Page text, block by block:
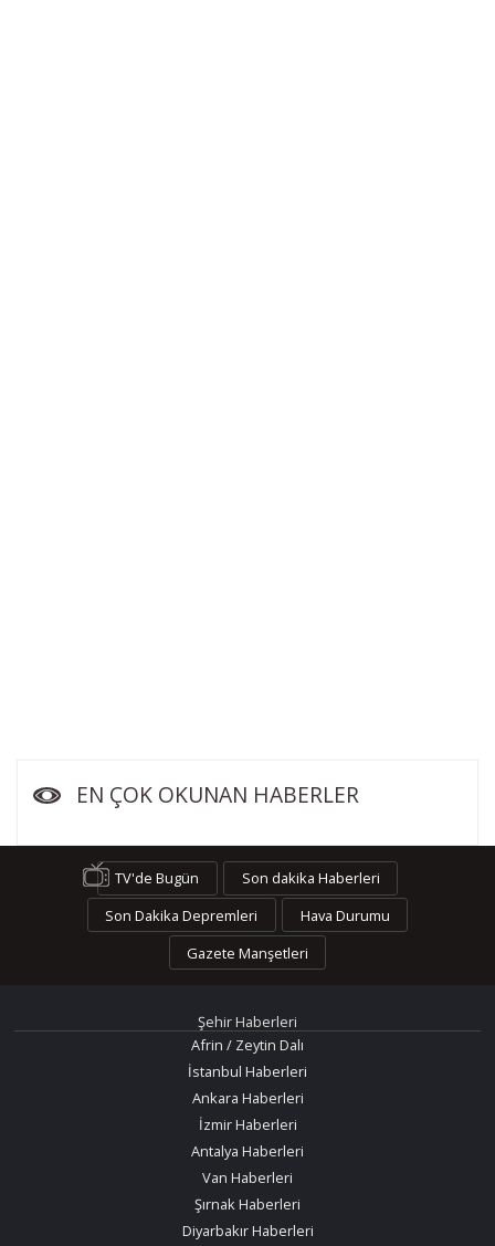
EN ÇOK OKUNAN HABERLER
TV'de Bugün
Son dakika Haberleri
Son Dakika Depremleri
Hava Durumu
Gazete Manşetleri
Şehir Haberleri
Afrin / Zeytin Dalı
İstanbul Haberleri
Ankara Haberleri
İzmir Haberleri
Antalya Haberleri
Van Haberleri
Şırnak Haberleri
Diyarbakır Haberleri